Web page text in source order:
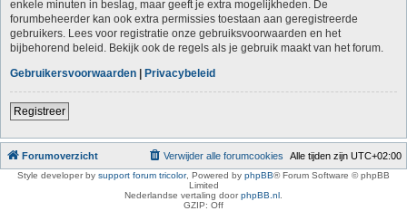
enkele minuten in beslag, maar geeft je extra mogelijkheden. De
forumbeheerder kan ook extra permissies toestaan aan geregistreerde
gebruikers. Lees voor registratie onze gebruiksvoorwaarden en het
bijbehorend beleid. Bekijk ook de regels als je gebruik maakt van het forum.
Gebruikersvoorwaarden | Privacybeleid
Registreer
Forumoverzicht Alle tijden zijn UTC+02:00
Verwijder alle forumcookies
Style developer by support forum tricolor, Powered by phpBB® Forum Software © phpBB
Limited
Nederlandse vertaling doorphpBB.nl
GZIP: Off